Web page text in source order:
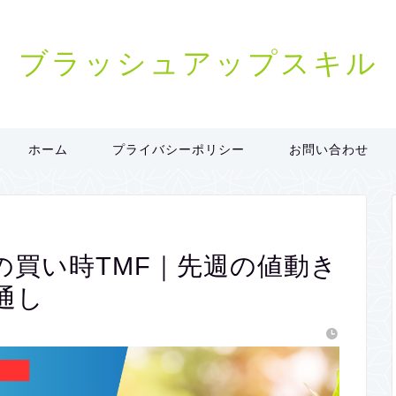
ブラッシュアップスキル
ホーム プライバシーポリシー お問い合わせ
い時TMF｜先週の値動き
し